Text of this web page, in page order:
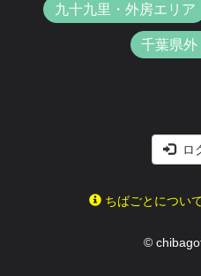
九十九里・外房エリア
千葉県外
ロ
ちばごとについ
©